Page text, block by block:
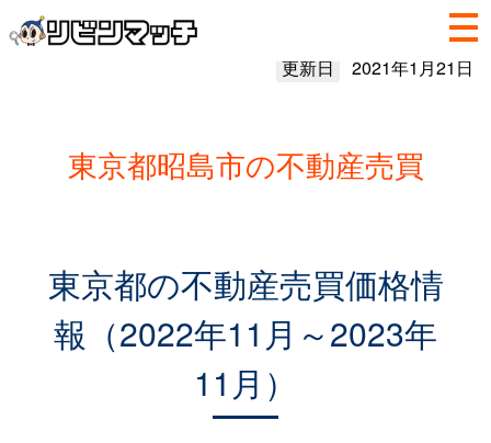
更新日 2021年1月21日
東京都昭島市の不動産売買
東京都の不動産売買価格情
報（2022年11月～2023年
11月）